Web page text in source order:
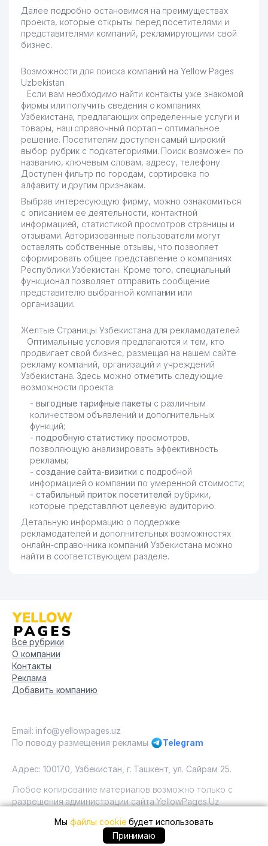
Далее подробно остановимся на преимуществах
проекта, которые открыты перед посетителями и
представителями компаний, рекламирующими свой
бизнес.
Возможности для поиска компаний на Yellow Pages
Uzbekistan
Если вам необходимо найти контакты уже знакомой
фирмы или получить сведения о компаниях
Узбекистана, предлагающих определенные услуги и
товары, наш справочный портал – оптимальное
решение. Посетителям доступен самый широкий
выбор рубрик с подкатегориями. Поиск возможен по
названию, ключевым словам, адресу, телефону.
Доступен фильтр по городам, сортировка по
алфавиту и другим признакам.
Выбрав интересующую фирму, можно ознакомиться
с описанием ее деятельности, контактной
информацией, статистикой просмотров страницы и
отзывами. Авторизованные пользователи могут
оставлять собственные отзывы, что позволяет
сформировать общее представление о компаниях
Республики Узбекистан. Кроме того, специальный
функционал позволяет отправить сообщение
представителю выбранной компании или
организации.
Желтые Страницы Узбекистана для рекламодателей
Оптимальные условия предлагаются и тем, кто
продвигает свой бизнес, размещая на нашем сайте
рекламу компаний, организаций и учреждений
Узбекистана. Здесь можно отметить следующие
возможности проекта:
- выгодные тарифные пакеты с различным
количеством объявлений и дополнительных
функций;
- подробную статистикупросмотров,
позволяющую анализировать эффективность
рекламы;
- создание сайта-визитки с подробной
информацией о компании по умеренной стоимости;
- стабильный приток посетителей рубрики,
которые представляют целевую аудиторию.
Детальную информацию о поддержке
рекламодателей и дополнительных возможностях
онлайн-справочника компаний Узбекистана можно
найти в соответствующем разделе.
Все рубрики
О компании
Контакты
Реклама
Добавить компанию
Email: info@yellowpages.uz
По поводу размещения рекламы
Telegram
Адрес: 100170, Узбекистан, г. Ташкент, ул. Сайрам 25.
Любое копирование материалов возможно только с
разрешения администрации сайта YellowPages.Uz
Copyright © Yellow Pages Uzbekistan, 2009 - 2026 / ООО
"Yellow Pages". Все права защищены All rights reserved.
Мыфайлы cookieбудет использовать
Принимаю